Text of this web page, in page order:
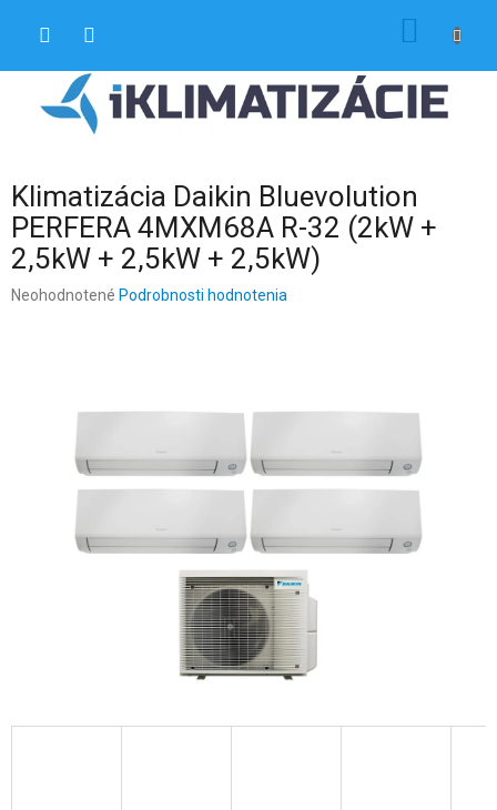
Klimatizácia Daikin Bluevolution
PERFERA 4MXM68A R-32 (2kW +
2,5kW + 2,5kW + 2,5kW)
Priemerné
Neohodnotené Podrobnosti hodnotenia